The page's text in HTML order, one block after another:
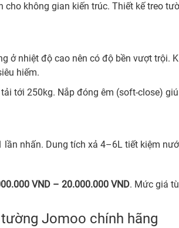
không gian kiến trúc. Thiết kế treo
ở nhiệt độ cao nên có độ bền vượt trội.
hiếm.
tới 250kg. Nắp đóng êm (soft-close)
nhấn. Dung tích xả 4–6L tiết kiệm
VND – 20.000.000 VND. Mức giá
Jomoo chính hãng